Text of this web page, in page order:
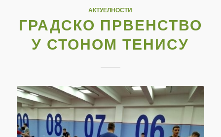
АКТУЕЛНОСТИ
ГРАДСКО ПРВЕНСТВО
У СТОНОМ ТЕНИСУ